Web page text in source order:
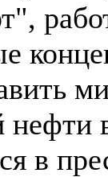
нефти
в